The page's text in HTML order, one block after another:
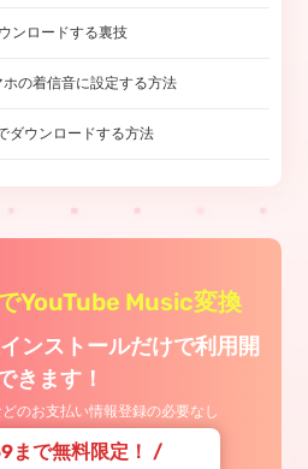
ンロードする裏技
の着信音に設定する方法
ダウンロードする方法
YouTube Music変換
ンストールだけで利用開
きます！
のお支払い情報登録の必要なし
まで無料限定！ /